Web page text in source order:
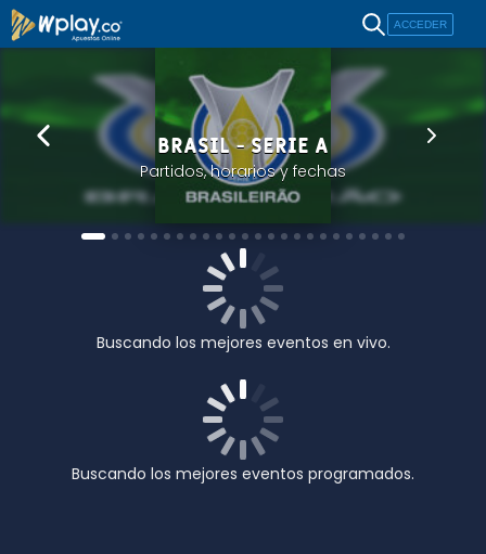
ACCEDER
BRASIL - SERIE A
Partidos, horarios y fechas
Buscando los mejores eventos en vivo.
Buscando los mejores eventos programados.